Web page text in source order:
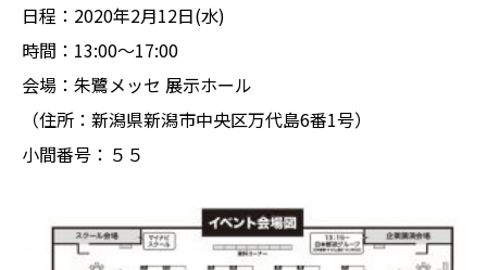
日程：2020年2月12日(水)
時間：13:00～17:00
会場：朱鷺メッセ 展示ホール
（住所：新潟県新潟市中央区万代島6番1号）
小間番号：５５